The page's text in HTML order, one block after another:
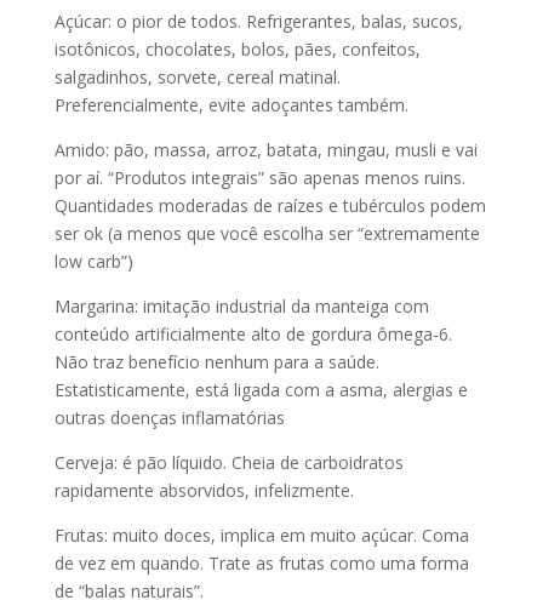
Açúcar: o pior de todos. Refrigerantes, balas, sucos,
isotônicos, chocolates, bolos, pães, confeitos,
salgadinhos, sorvete, cereal matinal.
Preferencialmente, evite adoçantes também.
Amido: pão, massa, arroz, batata, mingau, musli e vai
por aí. “Produtos integrais” são apenas menos ruins.
Quantidades moderadas de raízes e tubérculos podem
ser ok (a menos que você escolha ser “extremamente
low carb”)
Margarina: imitação industrial da manteiga com
conteúdo artificialmente alto de gordura ômega-6.
Não traz benefício nenhum para a saúde.
Estatisticamente, está ligada com a asma, alergias e
outras doenças inflamatórias
Cerveja: é pão líquido. Cheia de carboidratos
rapidamente absorvidos, infelizmente.
Frutas: muito doces, implica em muito açúcar. Coma
de vez em quando. Trate as frutas como uma forma
de “balas naturais”.